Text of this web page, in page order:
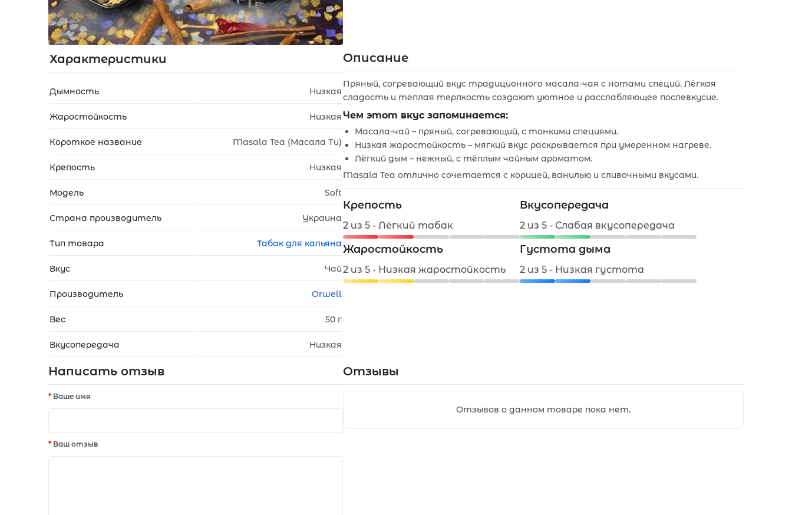
Укр Рус
Характеристики
Дымность Низкая
Жаростойкость Низкая
Короткое название Masala Tea (Масала Ти)
Крепость Низкая
Модель Soft
Страна производитель Украина
Тип товара Табак для кальяна
Вкус Чай
Производитель Orwell
Вес 50 г
Вкусопередача Низкая
Описание
Пряный, согревающий вкус традиционного масала-чая с нотами специй. Лёгкая
сладость и тёплая терпкость создают уютное и расслабляющее послевкусие.
Чем этот вкус запоминается:
Масала-чай – пряный, согревающий, с тонкими специями.
Низкая жаростойкость – мягкий вкус раскрывается при умеренном нагреве.
Лёгкий дым – нежный, с тёплым чайным ароматом.
Masala Tea отлично сочетается с корицей, ванилью и сливочными вкусами.
Крепость
2 из 5 - Лёгкий табак
Вкусопередача
2 из 5 - Слабая вкусопередача
Жаростойкость
2 из 5 - Низкая жаростойкость
Густота дыма
2 из 5 - Низкая густота
Написать отзыв
Ваше имя
Ваш отзыв
Отзывы
Отзывов о данном товаре пока нет.